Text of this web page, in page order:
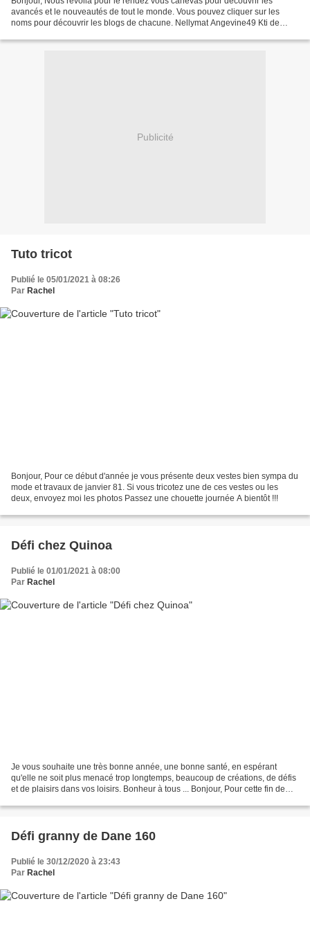
avancés et le nouveautés de tout le monde. Vous pouvez cliquer sur les
noms pour découvrir les blogs de chacune. Nellymat Angevine49 Kti de
Publicité
Tuto tricot
Publié le 05/01/2021 à 08:26
Par Rachel
Bonjour, Pour ce début d'année je vous présente deux vestes bien sympa du
mode et travaux de janvier 81. Si vous tricotez une de ces vestes ou les
deux, envoyez moi les photos Passez une chouette journée A bientôt !!!
Défi chez Quinoa
Publié le 01/01/2021 à 08:00
Par Rachel
Je vous souhaite une très bonne année, une bonne santé, en espérant
qu'elle ne soit plus menacé trop longtemps, beaucoup de créations, de défis
et de plaisirs dans vos loisirs. Bonheur à tous ... Bonjour, Pour cette fin de
Défi granny de Dane 160
Publié le 30/12/2020 à 23:43
Par Rachel